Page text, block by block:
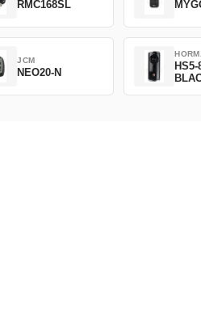
RMC168SL
JCM
NEO20-N
HS5-